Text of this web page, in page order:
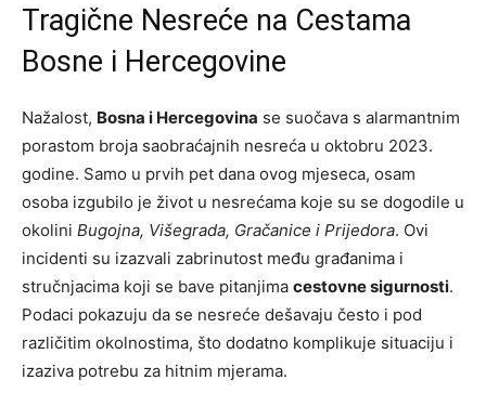
Tragične Nesreće na Cestama
Bosne i Hercegovine
Nažalost, Bosna i Hercegovina se suočava s alarmantnim
porastom broja saobraćajnih nesreća u oktobru 2023.
godine. Samo u prvih pet dana ovog mjeseca, osam
osoba izgubilo je život u nesrećama koje su se dogodile u
okolini Bugojna, Višegrada, Gračanice i Prijedora. Ovi
incidenti su izazvali zabrinutost među građanima i
stručnjacima koji se bave pitanjima cestovne sigurnosti.
Podaci pokazuju da se nesreće dešavaju često i pod
različitim okolnostima, što dodatno komplikuje situaciju i
izaziva potrebu za hitnim mjerama.